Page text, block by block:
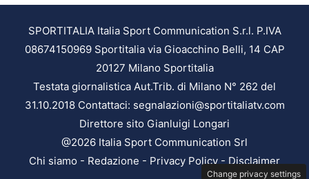
SPORTITALIA Italia Sport Communication S.r.l. P.IVA
08674150969 Sportitalia via Gioacchino Belli, 14 CAP
20127 Milano Sportitalia
Testata giornalistica Aut.Trib. di Milano N° 262 del
31.10.2018 Contattaci: segnalazioni@sportitaliatv.com
Direttore sito Gianluigi Longari
@2026 Italia Sport Communication Srl
Chi siamo - Redazione - Privacy Policy-Disclaimer
Change privacy settings